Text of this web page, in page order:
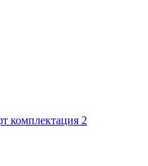
комплектация 2